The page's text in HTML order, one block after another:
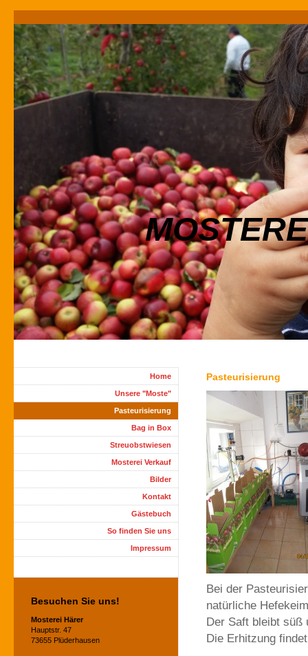
Pasteurisierung
Bei der
natürliche
Der Saft bleibt süß
Die Erhitzung
Home
Unsere "Moste"
Pasteurisierung
Bag in Box
Streuobstwiesen
Mosterei Verkauf
Bilder
Kontakt
Gästebuch
So finden Sie uns
Impressum
Besuchen Sie uns!
Mosterei Härer
Hauptstr. 47
73655 Plüderhausen